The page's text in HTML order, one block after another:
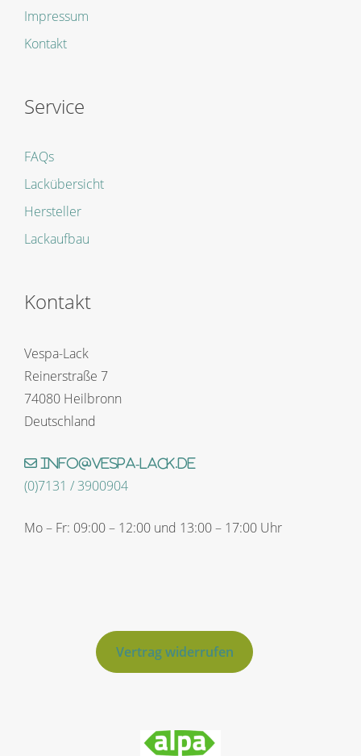
Impressum
Kontakt
Service
FAQs
Lackübersicht
Hersteller
Lackaufbau
Kontakt
Vespa-Lack
Reinerstraße 7
74080 Heilbronn
Deutschland
info@vespa-lack.de
(0)7131 / 3900904
Mo – Fr: 09:00 – 12:00 und 13:00 – 17:00 Uhr
Vertrag widerrufen